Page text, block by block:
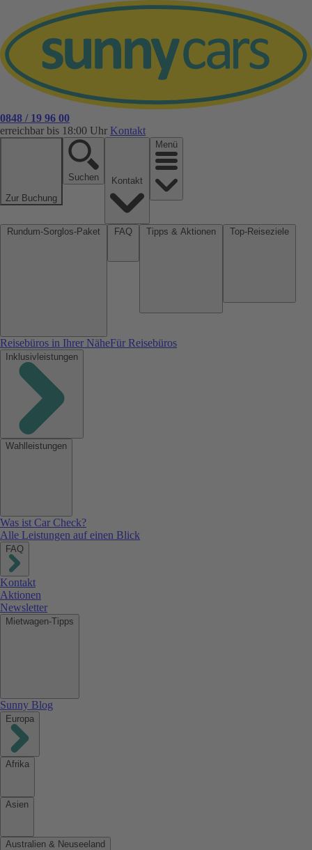
0848 / 19 96 00
erreichbar bis 18:00 Uhr Kontakt
Zur Buchung
Suchen
Menü
Reisebüros in Ihrer NäheFür Reisebüros
Inklusivleistungen
Wahlleistungen
Was ist Car Check?
Alle Leistungen auf einen Blick
FAQ
Kontakt
Aktionen
Newsletter
Mietwagen-Tipps
Sunny Blog
Europa
Afrika
Asien
Australien & Neuseeland